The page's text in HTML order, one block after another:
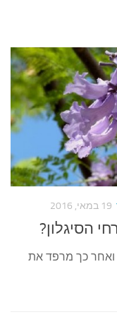
כך מרפד את